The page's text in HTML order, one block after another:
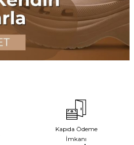
Kapıda Ödeme
İmkanı